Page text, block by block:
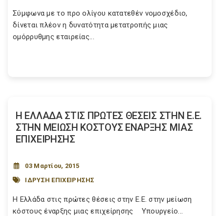
Σύμφωνα με το προ ολίγου κατατεθέν νομοσχέδιο,
δίνεται πλέον η δυνατότητα μετατροπής μιας
ομόρρυθμης εταιρείας...
Η ΕΛΛΑΔΑ ΣΤΙΣ ΠΡΩΤΕΣ ΘΕΣΕΙΣ ΣΤΗΝ Ε.Ε.
ΣΤΗΝ ΜΕΙΩΣΗ ΚΟΣΤΟΥΣ ΕΝΑΡΞΗΣ ΜΙΑΣ
ΕΠΙΧΕΙΡΗΣΗΣ
03 Μαρτίου, 2015
ΙΔΡΥΣΗ ΕΠΙΧΕΙΡΗΣΗΣ
Η Ελλάδα στις πρώτες θέσεις στην Ε.Ε. στην μείωση
κόστους έναρξης μιας επιχείρησης Υπουργείο...